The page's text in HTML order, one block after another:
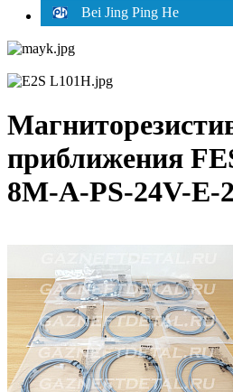
Bei Jing Ping He
приближения
8M-A-PS-24V-E-